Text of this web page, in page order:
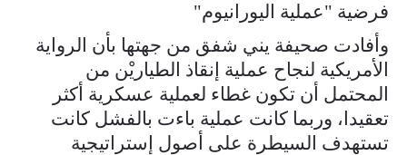
فرضية "عملية اليورانيوم"
وأفادت صحيفة يني شفق من جهتها بأن الرواية
الأمريكية لنجاح عملية إنقاذ الطياريْن من
المحتمل أن تكون غطاء لعملية عسكرية أكثر
تعقيدا، وربما كانت عملية باءت بالفشل كانت
تستهدف السيطرة على أصول إستراتيجية